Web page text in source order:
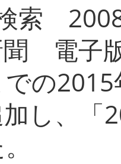
索
電子
の
加し、「
し